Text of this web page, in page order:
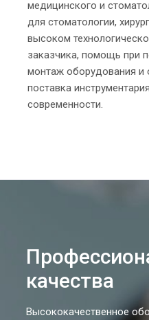
медицинского и
для стоматологии,
высоком
заказчика, помощь при
монтаж оборудования и
поставка
современности.
качества
Высококачественное